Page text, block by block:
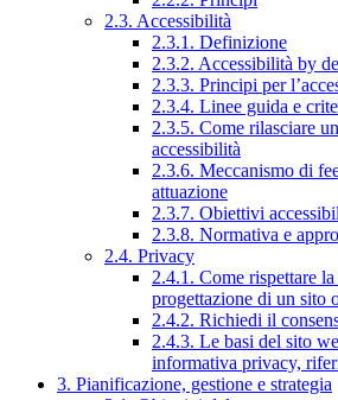
2.3. Accessibilità
2.3.1. Definizione
2.3.2. Accessibilità by
2.3.3. Principi per
2.3.4. Linee guida e
2.3.5. Come rilasciare
accessibilità
2.3.6. Meccanismo di
attuazione
2.3.7. Obiettivi
2.3.8. Normativa e
2.4. Privacy
2.4.1. Come rispettare
progettazione di un sito
2.4.2. Richiedi il
2.4.3. Le basi del sito
informativa privacy,
3. Pianificazione, gestione e strategia